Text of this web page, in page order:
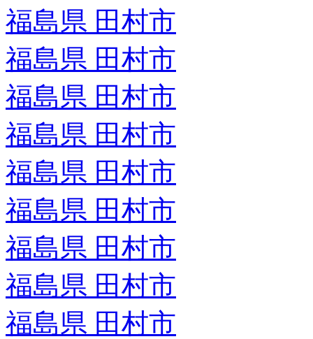
福島県 田村市
福島県 田村市
福島県 田村市
福島県 田村市
福島県 田村市
福島県 田村市
福島県 田村市
福島県 田村市
福島県 田村市